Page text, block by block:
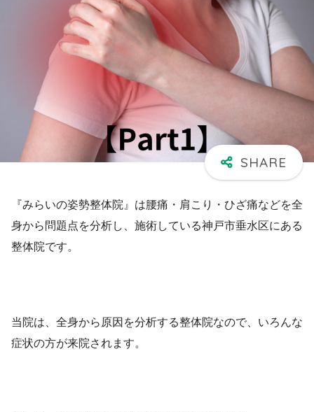
『みらいの姿勢整体院』は腰痛・肩こり・ひざ痛などを全
身から問題点を分析し、施術している神戸市垂水区にある
整体院です。
当院は、全身から原因を分析する整体院なので、いろんな
症状の方が来院されます。